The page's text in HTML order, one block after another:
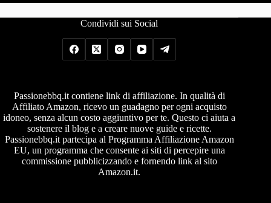
Condividi sui Social
Passionebbq.it contiene link di affiliazione. In qualità di
Affiliato Amazon, ricevo un guadagno per ogni acquisto
idoneo, senza alcun costo aggiuntivo per te. Questo ci aiuta a
sostenere il blog e a creare nuove guide e ricette.
Passionebbq.it partecipa al Programma Affiliazione Amazon
EU, un programma che consente ai siti di percepire una
commissione pubblicizzando e fornendo link al sito
Amazon.it.